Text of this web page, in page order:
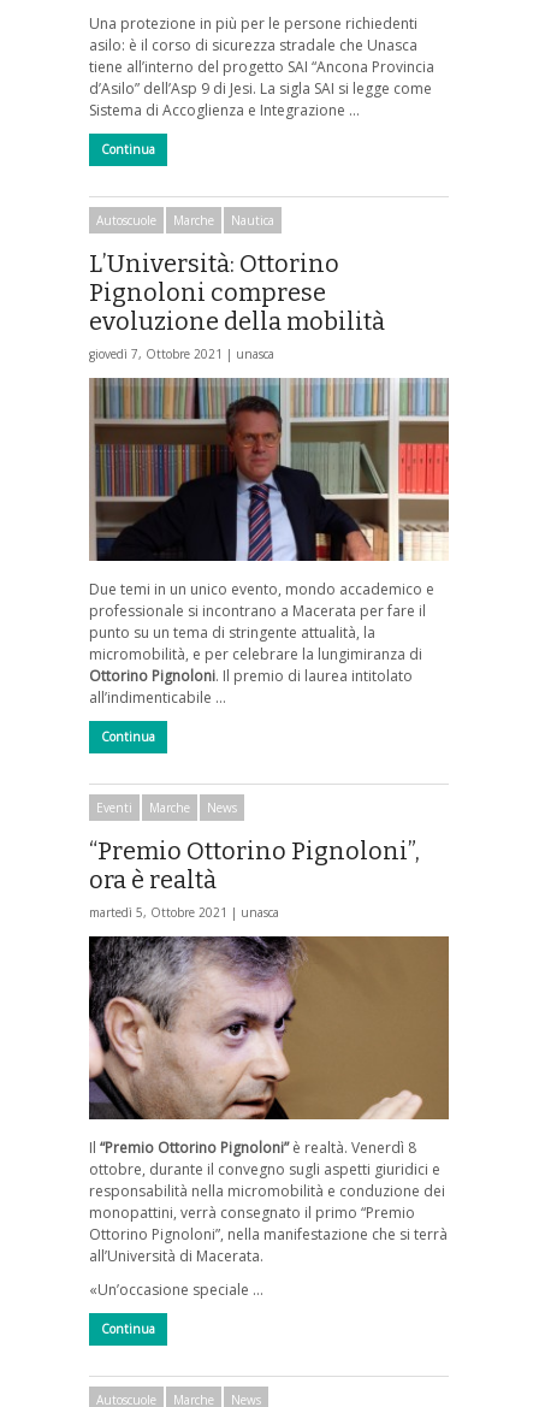
Una protezione in più per le persone richiedenti
asilo: è il corso di sicurezza stradale che Unasca
tiene all’interno del progetto SAI “Ancona Provincia
d’Asilo” dell’Asp 9 di Jesi. La sigla SAI si legge come
Sistema di Accoglienza e Integrazione …
Continua
Autoscuole Marche Nautica
L’Università: Ottorino
Pignoloni comprese
evoluzione della mobilità
giovedì 7, Ottobre 2021 | unasca
Due temi in un unico evento, mondo accademico e
professionale si incontrano a Macerata per fare il
punto su un tema di stringente attualità, la
micromobilità, e per celebrare la lungimiranza di
Ottorino Pignoloni. Il premio di laurea intitolato
all’indimenticabile …
Continua
Eventi Marche News
“Premio Ottorino Pignoloni”,
ora è realtà
martedì 5, Ottobre 2021 | unasca
Il “Premio Ottorino Pignoloni”è realtà. Venerdì 8
ottobre, durante il convegno sugli aspetti giuridici e
responsabilità nella micromobilità e conduzione dei
monopattini, verrà consegnato il primo “Premio
Ottorino Pignoloni”, nella manifestazione che si terrà
all’Università di Macerata.
«Un’occasione speciale …
Continua
Autoscuole Marche News